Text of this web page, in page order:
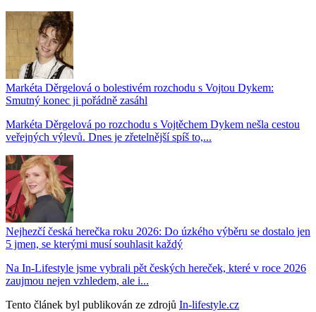
Markéta Děrgelová o bolestivém rozchodu s Vojtou Dykem:
Smutný konec ji pořádně zasáhl
Markéta Děrgelová po rozchodu s Vojtěchem Dykem nešla cestou
veřejných výlevů. Dnes je zřetelnější spíš to,...
Nejhezčí česká herečka roku 2026: Do úzkého výběru se dostalo jen
5 jmen, se kterými musí souhlasit každý
Na In-Lifestyle jsme vybrali pět českých hereček, které v roce 2026
zaujmou nejen vzhledem, ale i...
Tento článek byl publikován ze zdrojů In-lifestyle.cz